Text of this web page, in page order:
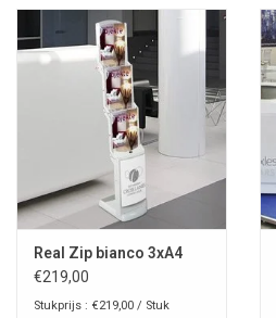
Real Zip bianco 3xA4
€219,00
Stukprijs : €219,00 / Stuk